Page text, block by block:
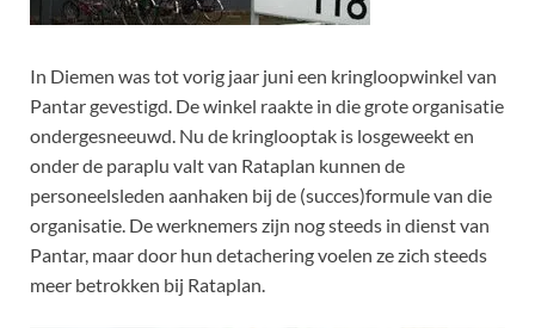
In Diemen was tot vorig jaar juni een kringloopwinkel van
Pantar gevestigd. De winkel raakte in die grote organisatie
ondergesneeuwd. Nu de kringlooptak is losgeweekt en
onder de paraplu valt van Rataplan kunnen de
personeelsleden aanhaken bij de (succes)formule van die
organisatie. De werknemers zijn nog steeds in dienst van
Pantar, maar door hun detachering voelen ze zich steeds
meer betrokken bij Rataplan.